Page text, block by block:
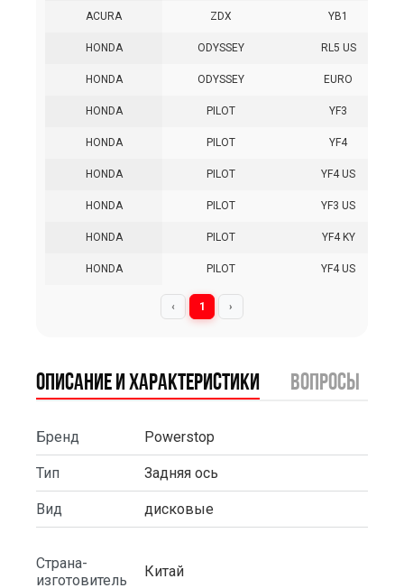
ACURA ZDX YB1
HONDA ODYSSEY RL5 US
HONDA ODYSSEY EURO
HONDA PILOT YF3
HONDA PILOT YF4
HONDA PILOT YF4 US
HONDA PILOT YF3 US
HONDA PILOT YF4 KY
HONDA PILOT YF4 US
‹ 1 ›
Описание и характеристики вопросы
Бренд Powerstop
Тип Задняя ось
Вид дисковые
Страна-
изготовитель
Китай